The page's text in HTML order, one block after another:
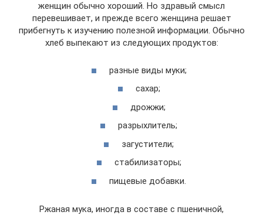
женщин обычно хороший. Но здравый смысл
перевешивает, и прежде всего женщина решает
прибегнуть к изучению полезной информации. Обычно
хлеб выпекают из следующих продуктов:
разные виды муки;
сахар;
дрожжи;
разрыхлитель;
загустители;
стабилизаторы;
пищевые добавки.
Ржаная мука, иногда в составе с пшеничной,